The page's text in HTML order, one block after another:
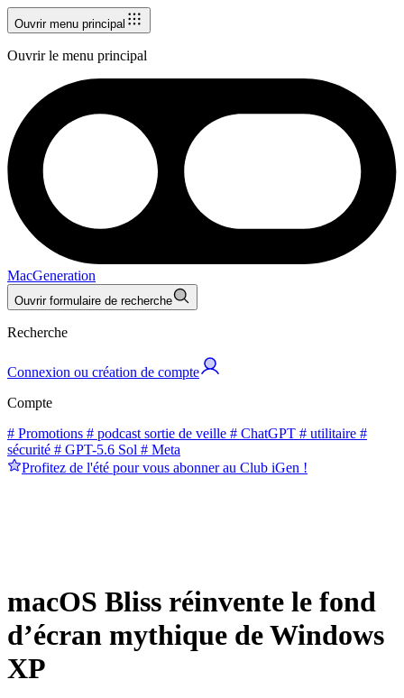
Ouvrir menu principal
Ouvrir le menu principal
MacGeneration
Ouvrir formulaire de recherche
Recherche
Connexion ou création de compte
Compte
# Promotions # podcast sortie de veille # ChatGPT # utilitaire #
sécurité # GPT-5.6 Sol # Meta
Profitez de l'été pour vous abonner au Club iGen !
macOS Bliss réinvente le fond
d’écran mythique de Windows
XP